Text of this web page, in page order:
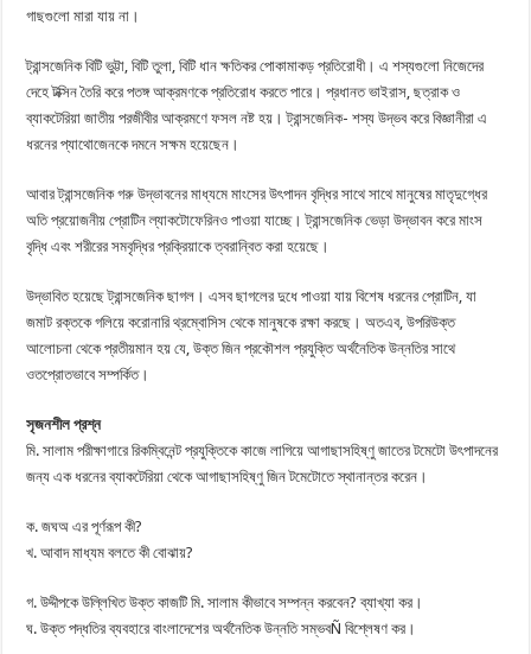
গাছগুলো মারা যায় না।
ট্রান্সজেনিক বিটি ভুট্টা, বিটি তুলা, বিটি ধান ক্ষতিকর পোকামাকড় প্রতিরোধী। এ শস্যগুলো নিজেদের
দেহে টক্সিন তৈরি করে পতঙ্গ আক্রমণকে প্রতিরোধ করতে পারে। প্রধানত ভাইরাস, ছত্রাক ও
ব্যাকটেরিয়া জাতীয় পরজীবীর আক্রমণে ফসল নষ্ট হয়। ট্রান্সজেনিক- শস্য উদ্ভব করে বিজ্ঞানীরা এ
ধরনের প্যাথোজেনকে দমনে সক্ষম হয়েছেন।
আবার ট্রান্সজেনিক গরু উদ্ভাবনের মাধ্যমে মাংসের উৎপাদন বৃদ্ধির সাথে সাথে মানুষের মাতৃদুগ্ধের
অতি প্রয়োজনীয় প্রোটিন ল্যাকটোফেরিনও পাওয়া যাচ্ছে। ট্রান্সজেনিক ভেড়া উদ্ভাবন করে মাংস
বৃদ্ধি এবং শরীরের সমবৃদ্ধির প্রক্রিয়াকে ত্বরান্বিত করা হয়েছে।
উদ্ভাবিত হয়েছে ট্রান্সজেনিক ছাগল। এসব ছাগলের দুধে পাওয়া যায় বিশেষ ধরনের প্রোটিন, যা
জমাট রক্তকে গলিয়ে করোনারি থ্রম্বোসিস থেকে মানুষকে রক্ষা করছে। অতএব, উপরিউক্ত
আলোচনা থেকে প্রতীয়মান হয় যে, উক্ত জিন প্রকৌশল প্রযুক্তি অর্থনৈতিক উন্নতির সাথে
ওতপ্রোতভাবে সম্পর্কিত।
সৃজনশীল প্রশ্ন
মি. সালাম পরীক্ষাগারে রিকম্বিনেন্ট প্রযুক্তিকে কাজে লাগিয়ে আগাছাসহিষ্ণু জাতের টমেটো উৎপাদনের
জন্য এক ধরনের ব্যাকটেরিয়া থেকে আগাছাসহিষ্ণু জিন টমেটোতে স্থানান্তর করেন।
ক. জঘঅ এর পূর্ণরূপ কী?
খ. আবাদ মাধ্যম বলতে কী বোঝায়?
গ. উদ্দীপকে উল্লিখিত উক্ত কাজটি মি. সালাম কীভাবে সম্পন্ন করবেন? ব্যাখ্যা কর।
ঘ. উক্ত পদ্ধতির ব্যবহারে বাংলাদেশের অর্থনৈতিক উন্নতি সম্ভবÑ বিশ্লেষণ কর।